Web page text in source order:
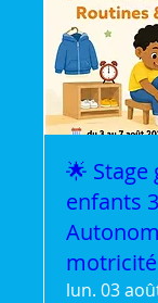
🌟
enfants
lun. 03